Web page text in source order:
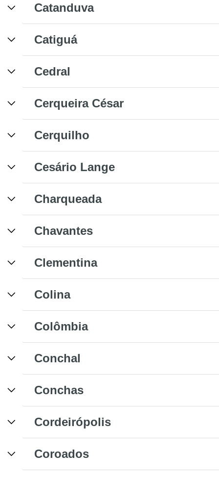
Catanduva
Catiguá
Cedral
Cerqueira César
Cerquilho
Cesário Lange
Charqueada
Chavantes
Clementina
Colina
Colômbia
Conchal
Conchas
Cordeirópolis
Coroados